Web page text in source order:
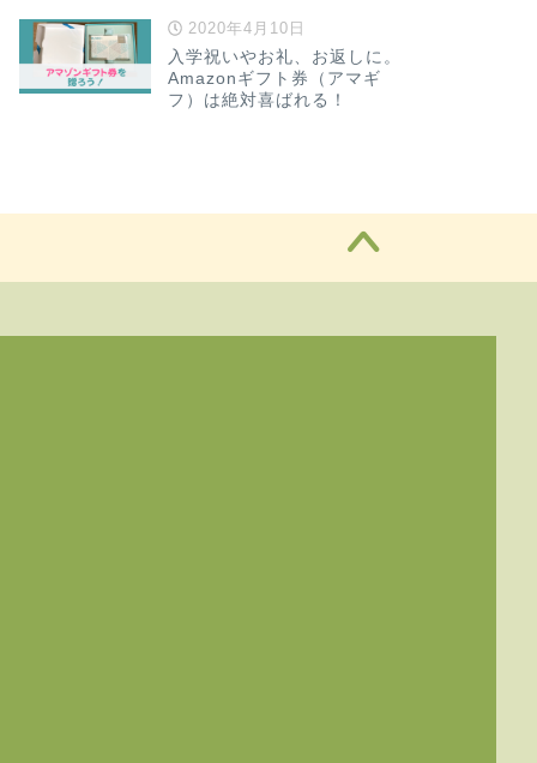
2020年4月10日
入学祝いやお礼、お返しに。
Amazonギフト券（アマギ
フ）は絶対喜ばれる！